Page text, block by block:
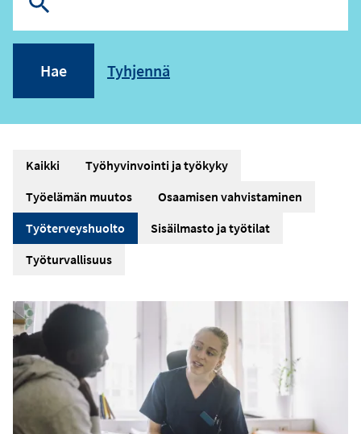
P
a
i
n
p
i
s
t
e
Kaikki
Työhyvinvointi ja työkyky
Työelämän muutos
Osaamisen vahvistaminen
Työterveyshuolto
Sisäilmasto ja työtilat
Työturvallisuus